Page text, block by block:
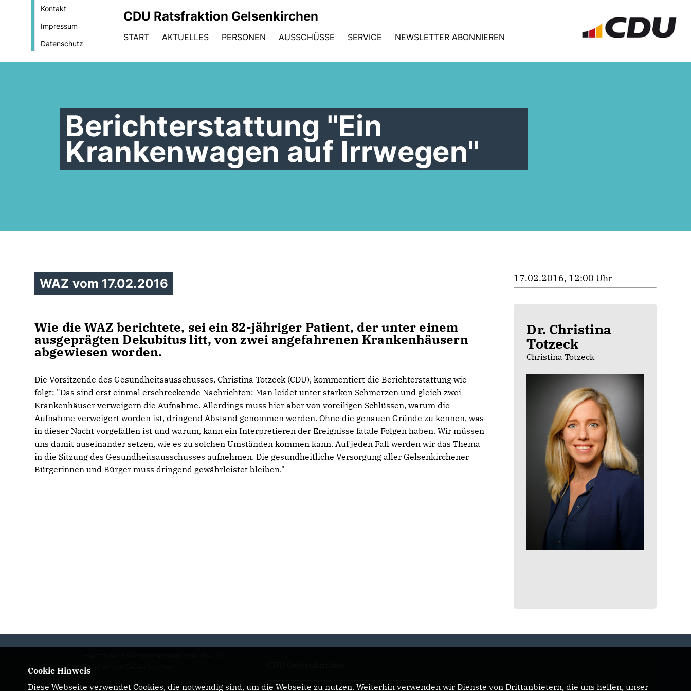
Kontakt
Impressum
Datenschutz
CDU Ratsfraktion Gelsenkirchen
START AKTUELLES PERSONEN AUSSCHÜSSE SERVICE NEWSLETTER ABONNIEREN
Berichterstattung "Ein
Krankenwagen auf Irrwegen"
WAZ vom 17.02.2016
Wie die WAZ berichtete, sei ein 82-jähriger Patient, der unter einem
ausgeprägten Dekubitus litt, von zwei angefahrenen Krankenhäusern
abgewiesen worden.
Die Vorsitzende des Gesundheitsausschusses, Christina Totzeck (CDU), kommentiert die Berichterstattung wie
folgt: "Das sind erst einmal erschreckende Nachrichten: Man leidet unter starken Schmerzen und gleich zwei
Krankenhäuser verweigern die Aufnahme. Allerdings muss hier aber von voreiligen Schlüssen, warum die
Aufnahme verweigert worden ist, dringend Abstand genommen werden. Ohne die genauen Gründe zu kennen, was
in dieser Nacht vorgefallen ist und warum, kann ein Interpretieren der Ereignisse fatale Folgen haben. Wir müssen
uns damit auseinander setzen, wie es zu solchen Umständen kommen kann. Auf jeden Fall werden wir das Thema
in die Sitzung des Gesundheitsausschusses aufnehmen. Die gesundheitliche Versorgung aller Gelsenkirchener
Bürgerinnen und Bürger muss dringend gewährleistet bleiben."
17.02.2016, 12:00 Uhr
Dr. Christina
Totzeck
Christina Totzeck
Ratsfraktion Gelsenkirchen
Cookie Hinweis
Diese Webseite verwendet Cookies, die notwendig sind, um die Webseite zu nutzen. Weiterhin verwenden wir Dienste von Drittanbietern, die uns helfen, unser